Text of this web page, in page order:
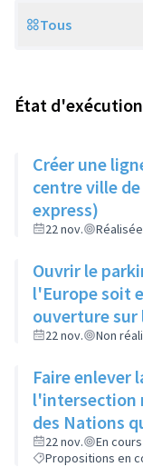
Scope
Tous
État
Créer une
centre ville
express)
22 nov. Réalisée
Ouvrir le
l'Europe soit
ouverture sur
supprimant
22 nov. Non
Faire enlever
l'intersection
des Nations
d'une
22 nov.
En
Propositions en